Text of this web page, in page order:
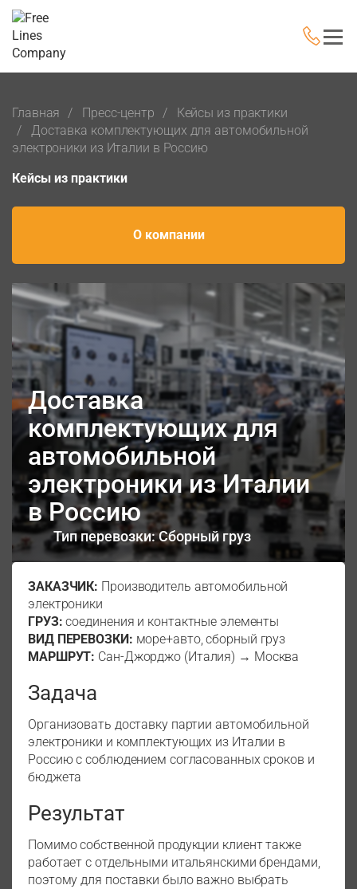
Главная Пресс-центр
Кейсы из практики
Доставка комплектующих для автомобильной
электроники из Италии в Россию
Кейсы из практики
О компании
Доставка
комплектующих для
автомобильной
электроники из Италии
в Россию
Тип перевозки: Сборный груз
ЗАКАЗЧИК: Производитель автомобильной
электроники
ГРУЗ: соединения и контактные элементы
ВИД ПЕРЕВОЗКИ: море+авто, сборный груз
МАРШРУТ: Сан-Джорджо (Италия) → Москва
Задача
Организовать доставку партии автомобильной
электроники и комплектующих из Италии в
Россию с соблюдением согласованных сроков и
бюджета
Результат
Помимо собственной продукции клиент также
работает с отдельными итальянскими брендами,
поэтому для поставки было важно выбрать